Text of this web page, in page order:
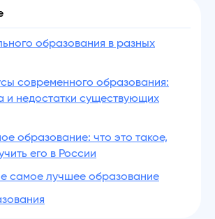
образования в разных
современного образования:
и недостатки существующих
образование: что это такое,
его в России
самое лучшее образование